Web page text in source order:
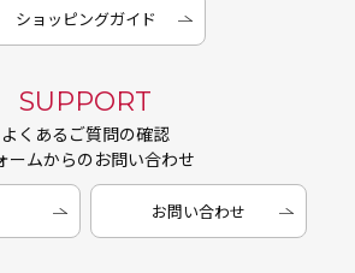
ショッピングガイド
SUPPORT
よくあるご質問の確認
ームからのお問い合わせ
お問い合わせ